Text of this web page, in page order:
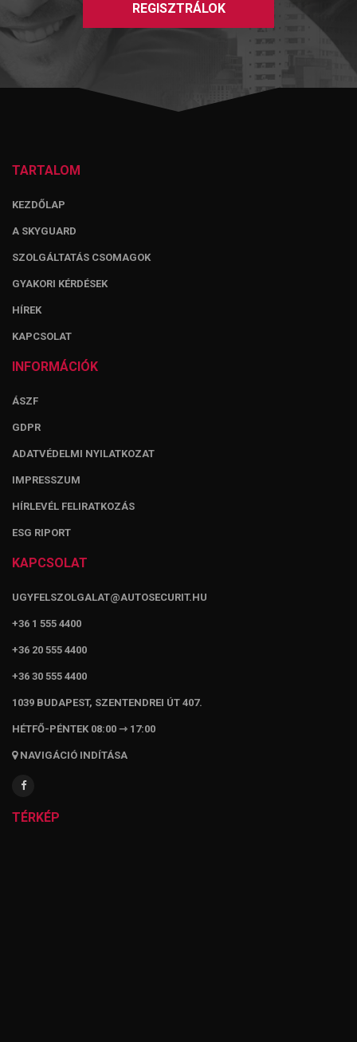
REGISZTRÁLOK
TARTALOM
KEZDŐLAP
A SKYGUARD
SZOLGÁLTATÁS CSOMAGOK
GYAKORI KÉRDÉSEK
HÍREK
KAPCSOLAT
INFORMÁCIÓK
ÁSZF
GDPR
ADATVÉDELMI NYILATKOZAT
IMPRESSZUM
HÍRLEVÉL FELIRATKOZÁS
ESG RIPORT
KAPCSOLAT
UGYFELSZOLGALAT@AUTOSECURIT.HU
+36 1 555 4400
+36 20 555 4400
+36 30 555 4400
1039 BUDAPEST, SZENTENDREI ÚT 407.
HÉTFŐ-PÉNTEK 08:00 ⇾ 17:00
NAVIGÁCIÓ INDÍTÁSA
TÉRKÉP